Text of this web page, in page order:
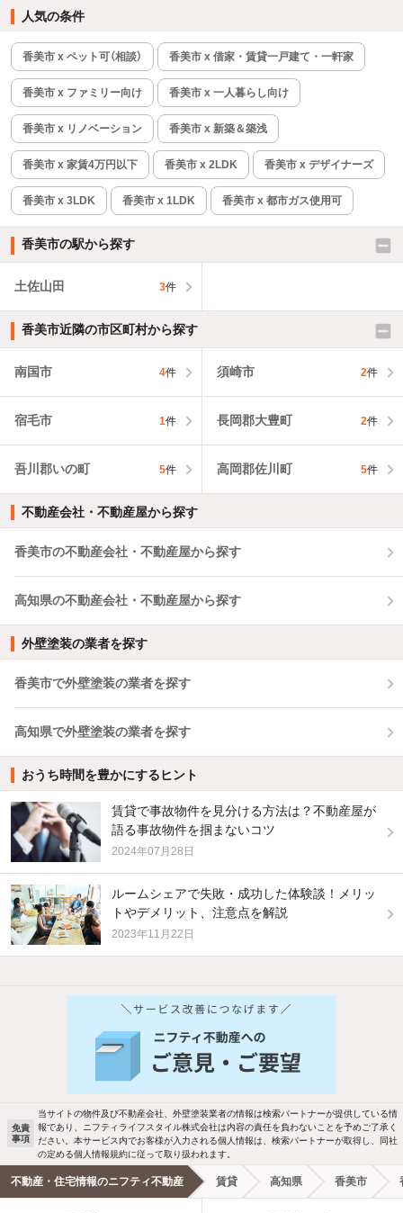
人気の条件
香美市 x ペット可（相談） 香美市 x 借家・賃貸一戸建て・一軒家
香美市 x ファミリー向け 香美市 x 一人暮らし向け
香美市 x リノベーション 香美市 x 新築＆築浅
香美市 x 家賃4万円以下 香美市 x 2LDK 香美市 x デザイナーズ
香美市 x 3LDK 香美市 x 1LDK 香美市 x 都市ガス使用可
香美市の駅から探す
土佐山田 3件
香美市近隣の市区町村から探す
南国市 4件 須崎市 2件
宿毛市 1件 長岡郡大豊町 2件
吾川郡いの町 5件 高岡郡佐川町 5件
不動産会社・不動産屋から探す
香美市の不動産会社・不動産屋から探す
高知県の不動産会社・不動産屋から探す
外壁塗装の業者を探す
香美市で外壁塗装の業者を探す
高知県で外壁塗装の業者を探す
おうち時間を豊かにするヒント
賃貸で事故物件を見分ける方法は？不動産屋が
語る事故物件を掴まないコツ
2024年07月28日
ルームシェアで失敗・成功した体験談！メリッ
トやデメリット、注意点を解説
2023年11月22日
免責
事項
当サイトの物件及び不動産会社、外壁塗装業者の情報は検索パートナーが提供している情
報であり、ニフティライフスタイル株式会社は内容の責任を負わないことを予めご了承く
ださい。本サービス内でお客様が入力される個人情報は、検索パートナーが取得し、同社
の定める個人情報規約に従って取り扱われます。
不動産・住宅情報のニフティ不動産 賃貸 高知県 香美市